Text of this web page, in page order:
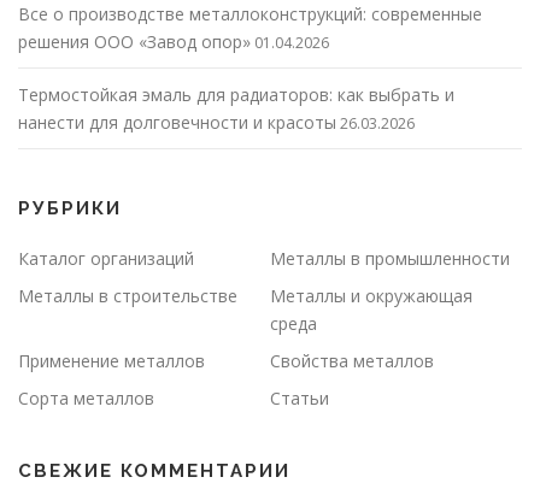
Все о производстве металлоконструкций: современные
решения ООО «Завод опор» 01.04.2026
Термостойкая эмаль для радиаторов: как выбрать и
нанести для долговечности и красоты 26.03.2026
РУБРИКИ
Каталог организаций
Металлы в промышленности
Металлы в строительстве
Металлы и окружающая
среда
Применение металлов
Свойства металлов
Сорта металлов
Статьи
СВЕЖИЕ КОММЕНТАРИИ